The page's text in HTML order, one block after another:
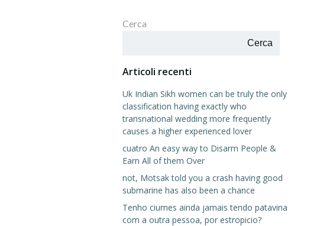
Cerca
Cerca
Articoli recenti
Uk Indian Sikh women can be truly the only
classification having exactly who
transnational wedding more frequently
causes a higher experienced lover
cuatro An easy way to Disarm People &
Earn All of them Over
not, Motsak told you a crash having good
submarine has also been a chance
Tenho ciumes ainda jamais tendo patavina
com a outra pessoa, por estropicio?